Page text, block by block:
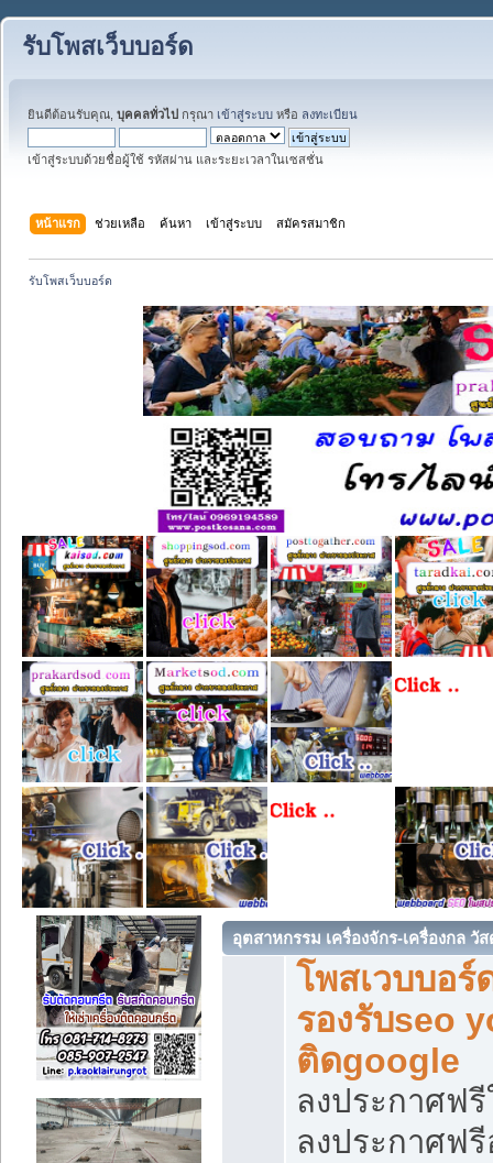
รับโพสเว็บบอร์ด
ยินดีต้อนรับคุณ, บุคคลทั่วไป กรุณา เข้าสู่ระบบ หรือ ลงทะเบียน
เข้าสู่ระบบด้วยชื่อผู้ใช้ รหัสผ่าน และระยะเวลาในเซสชั่น
หน้าแรก ช่วยเหลือ ค้นหา เข้าสู่ระบบ สมัครสมาชิก
รับโพสเว็บบอร์ด
อุตสาหกรรม เครื่องจักร-เครื่องกล
โพสเวบบอร์
รองรับseo
ติดgoogle
ลงประกาศฟ
ลงประกาศฟ